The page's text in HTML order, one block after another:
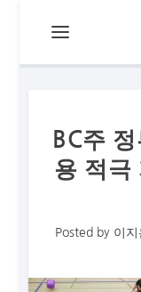
BC주
용 적극
Posted by 이